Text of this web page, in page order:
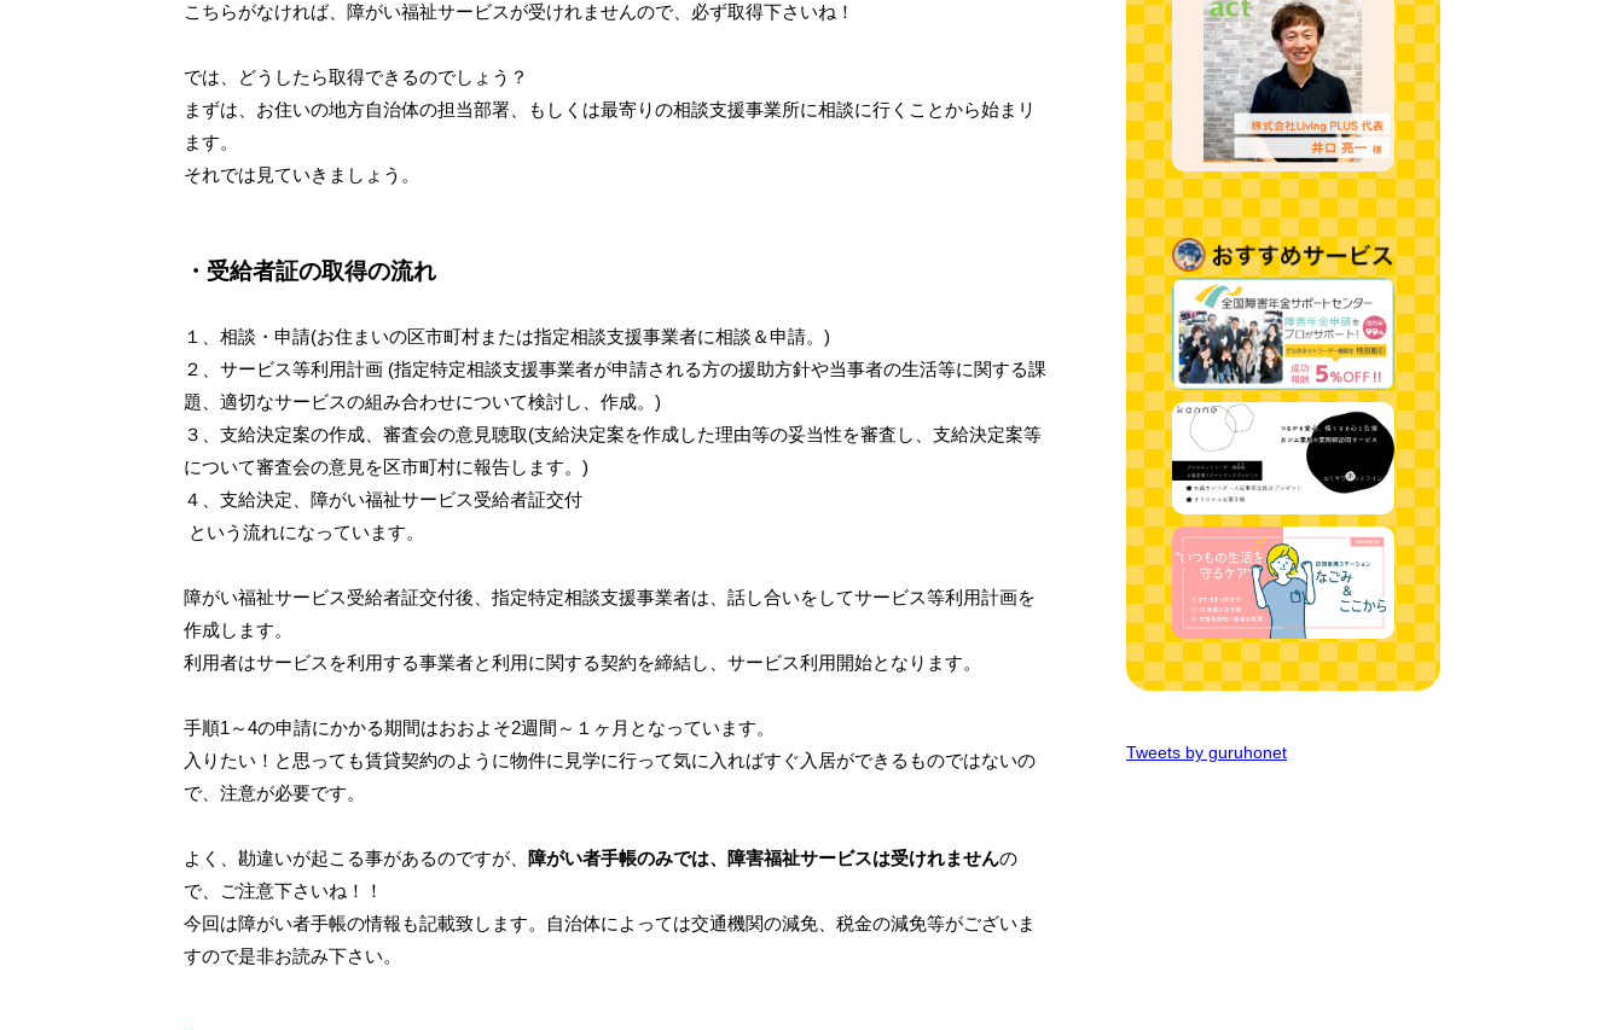
こちらがなければ、障がい福祉サービスが受けれませんので、必ず取得下さいね！
では、どうしたら取得できるのでしょう？
まずは、お住いの地方自治体の担当部署、もしくは最寄りの相談支援事業所に相談に行くことから始まリ
ます。
それでは見ていきましょう。
・受給者証の取得の流れ
１、相談・申請(お住まいの区市町村または指定相談支援事業者に相談＆申請。)
２、サービス等利用計画 (指定特定相談支援事業者が申請される方の援助方針や当事者の生活等に関する課
題、適切なサービスの組み合わせについて検討し、作成。)
３、支給決定案の作成、審査会の意見聴取(支給決定案を作成した理由等の妥当性を審査し、支給決定案等
について審査会の意見を区市町村に報告します。)
４、支給決定、障がい福祉サービス受給者証交付
という流れになっています。
障がい福祉サービス受給者証交付後、指定特定相談支援事業者は、話し合いをしてサービス等利用計画を
作成します。
利用者はサービスを利用する事業者と利用に関する契約を締結し、サービス利用開始となります。
手順1～4の申請にかかる期間はおおよそ2週間～１ヶ月となっています。
入りたい！と思っても賃貸契約のように物件に見学に行って気に入ればすぐ入居ができるものではないの
で、注意が必要です。
よく、勘違いが起こる事があるのですが、 障がい者手帳のみでは、障害福祉サービスは受けれませんの
で、ご注意下さいね！！
今回は障がい者手帳の情報も記載致します。自治体によっては交通機関の減免、税金の減免等がございま
すので是非お読み下さい。
Tweets by guruhonet